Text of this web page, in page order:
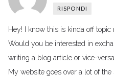
RISPONDI
Hey! I know this is kinda off topic
Would you be interested in
writing a blog article or vice-
My website goes over a lot of